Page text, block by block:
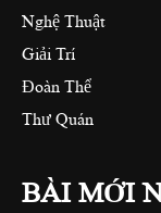
Nghệ Thuật
Giải Trí
Đoàn Thể
Thư Quán
BÀI MỚI